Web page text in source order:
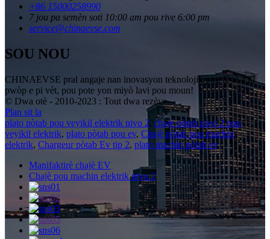
+86 15000258990
7 jou pa semèn soti 10:00 am pou rive 6:00 pm
service@chinaevse.com
SOU NOU
CHINAEVSE pral angaje nan inovasyon teknolojik pou fè tè a pi
pwòp e pi vèt, pou pote yon miyò lavi pou moun!
© Dwa otè - 2010-2023 : Tout dwa rezève.
Plan sit la
plato pòtab pou veyikil elektrik nivo 2, chajè pòtab nivo 2 pou
veyikil elektrik, plato pòtab pou ev, Chajè pòtab pou machin
elektrik, Chargeur pòtab Ev tip 2, plato machin pòtab ev,
Manifaktirè chajè EV
Chajè pou machin elektrik nivo 2